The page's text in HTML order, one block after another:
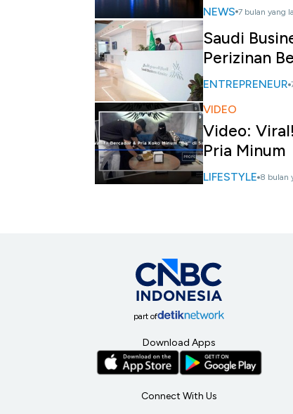
NEWS 7 bulan yang
Saudi
Perizinan
ENTREPRENEUR
VIDEO
Video:
Pria Minum
LIFESTYLE 8 bulan
part of
Download Apps
Connect With Us